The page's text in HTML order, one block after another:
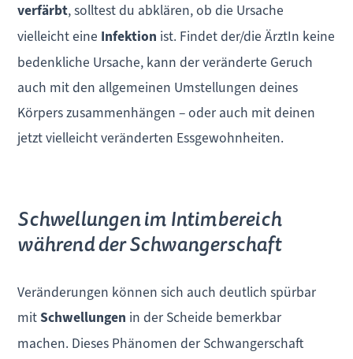
verfärbt, solltest du abklären, ob die Ursache
vielleicht eine Infektion ist. Findet der/die ÄrztIn keine
bedenkliche Ursache, kann der veränderte Geruch
auch mit den allgemeinen Umstellungen deines
Körpers zusammenhängen – oder auch mit deinen
jetzt vielleicht veränderten Essgewohnheiten.
Schwellungen im Intimbereich
während der Schwangerschaft
Veränderungen können sich auch deutlich spürbar
mitSchwellungen in der Scheide bemerkbar
machen. Dieses Phänomen der Schwangerschaft